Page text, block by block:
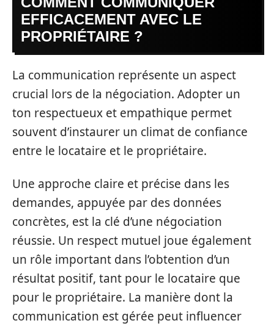
EFFICACEMENT AVEC LE
PROPRIÉTAIRE ?
La communication représente un aspect
crucial lors de la négociation. Adopter un
ton respectueux et empathique permet
souvent d’instaurer un climat de confiance
entre le locataire et le propriétaire.
Une approche claire et précise dans les
demandes, appuyée par des données
concrètes, est la clé d’une négociation
réussie. Un respect mutuel joue également
un rôle important dans l’obtention d’un
résultat positif, tant pour le locataire que
pour le propriétaire. La manière dont la
communication est gérée peut influencer